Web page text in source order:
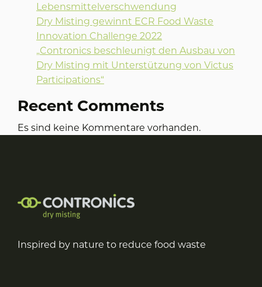
Lebensmittelverschwendung
Dry Misting gewinnt ECR Food Waste
Innovation Challenge 2022
„Contronics beschleunigt den Ausbau von
Dry Misting mit Unterstützung von Victus
Participations“
Recent Comments
Es sind keine Kommentare vorhanden.
Inspired by nature to reduce food waste